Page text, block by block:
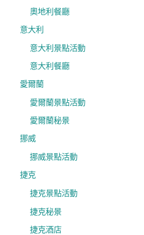
奧地利餐廳
意大利
意大利景點活動
意大利餐廳
愛爾蘭
愛爾蘭景點活動
愛爾蘭秘景
挪威
挪威景點活動
捷克
捷克景點活動
捷克秘景
捷克酒店